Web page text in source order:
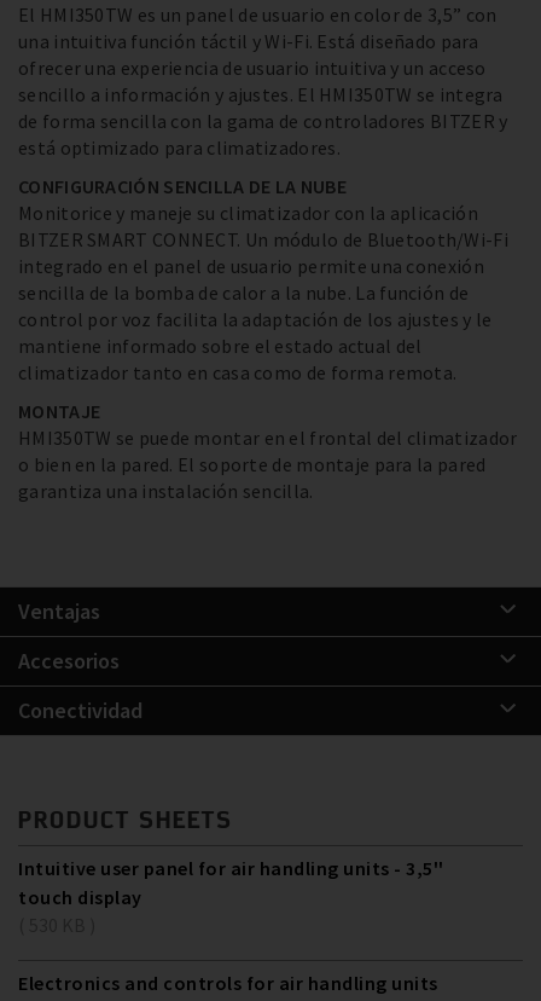
El HMI350TW es un panel de usuario en color de 3,5” con
una intuitiva función táctil y Wi-Fi. Está diseñado para
ofrecer una experiencia de usuario intuitiva y un acceso
sencillo a información y ajustes. El HMI350TW se integra
de forma sencilla con la gama de controladores BITZER y
está optimizado para climatizadores.
CONFIGURACIÓN SENCILLA DE LA NUBE
Monitorice y maneje su climatizador con la aplicación
BITZER SMART CONNECT. Un módulo de Bluetooth/Wi-Fi
integrado en el panel de usuario permite una conexión
sencilla de la bomba de calor a la nube. La función de
control por voz facilita la adaptación de los ajustes y le
mantiene informado sobre el estado actual del
climatizador tanto en casa como de forma remota.
MONTAJE
HMI350TW se puede montar en el frontal del climatizador
o bien en la pared. El soporte de montaje para la pared
garantiza una instalación sencilla.
Ventajas
Accesorios
Conectividad
PRODUCT SHEETS
Intuitive user panel for air handling units - 3,5''
touch display
Electronics and controls for air handling units